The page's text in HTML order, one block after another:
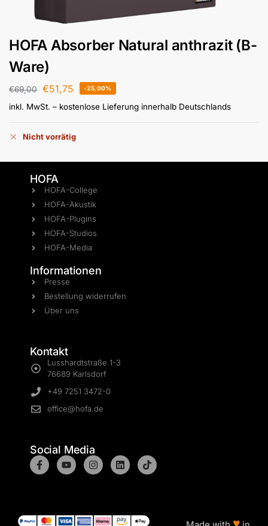
HOFA Absorber Natural anthrazit (B-
Ware)
€69,00 €51,75 -25,00%
inkl. MwSt. – kostenlose Lieferung innerhalb Deutschlands
Nicht vorrätig
HOFA
HOFA-College
HOFA-Akustik
HOFA-Plugins
HOFA-Studios
HOFA-Media
Informationen
Presse
Bestellung widerrufen
Über uns
Kontakt
Lusshardtstraße 1-3
76689 Karlsdorf
+49 7251 3472-0
office@hofa.de
Social Media